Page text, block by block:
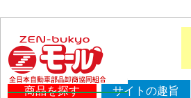
商品を探す サイトの趣旨